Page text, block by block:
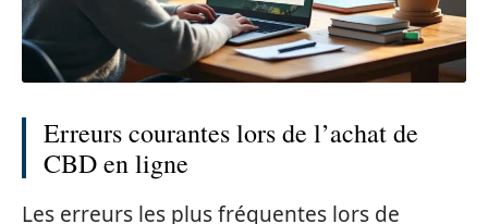
Erreurs courantes lors de l’achat de
CBD en ligne
Les erreurs les plus fréquentes lors de